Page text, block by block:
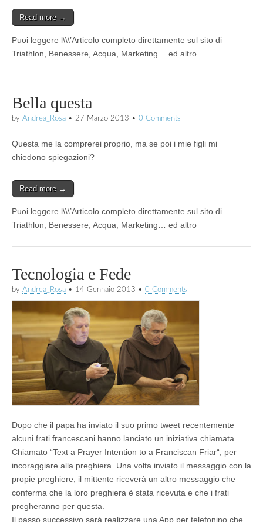
Read more →
Puoi leggere l\\\’Articolo completo direttamente sul sito di
Triathlon, Benessere, Acqua, Marketing… ed altro
Bella questa
by Andrea_Rosa • 27 Marzo 2013 • 0 Comments
Questa me la comprerei proprio, ma se poi i mie figli mi
chiedono spiegazioni?
Read more →
Puoi leggere l\\\’Articolo completo direttamente sul sito di
Triathlon, Benessere, Acqua, Marketing… ed altro
Tecnologia e Fede
by Andrea_Rosa • 14 Gennaio 2013 • 0 Comments
Dopo che il papa ha inviato il suo primo tweet recentemente
alcuni frati francescani hanno lanciato un iniziativa chiamata
Chiamato “Text a Prayer Intention to a Franciscan Friar“, per
incoraggiare alla preghiera. Una volta inviato il messaggio con la
propie preghiere, il mittente riceverà un altro messaggio che
conferma che la loro preghiera è stata ricevuta e che i frati
pregheranno per questa.
Il passo successivo sarà realizzare una App per telefonino che